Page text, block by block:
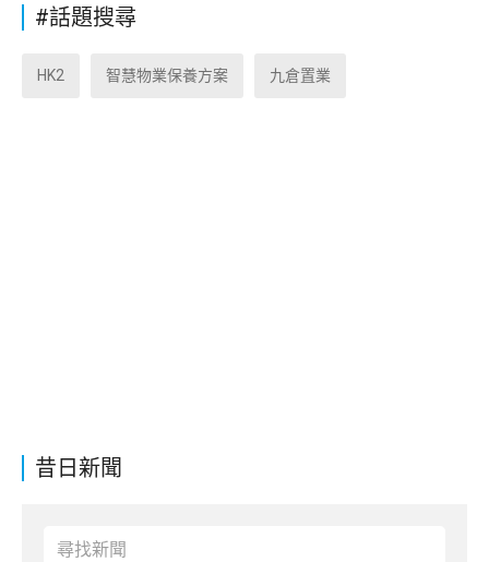
昔日新聞
#話題搜尋
HK2 智慧物業保養方案 九倉置業